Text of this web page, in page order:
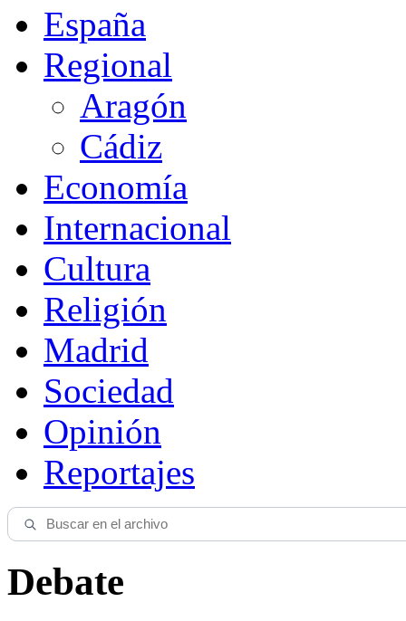
España
Regional
Aragón
Cádiz
Economía
Internacional
Cultura
Religión
Madrid
Sociedad
Opinión
Reportajes
Debate